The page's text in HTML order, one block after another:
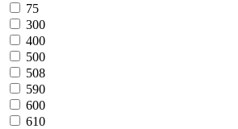
75
300
400
500
508
590
600
610